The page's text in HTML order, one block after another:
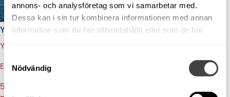
annons- och analysföretag som vi samarbetar med.
Dessa kan i sin tur kombinera informationen med annan
information som du har tillhandahållit eller som de har
Nödvändig
Yamarin 76 DC - 2009 i fint skick
YAMARIN 76 DC
En av de finaste modellerna i DC-klassen
545 000:-